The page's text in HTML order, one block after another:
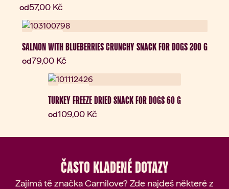
odAktuální cena:
57,00 Kč
SALMON WITH BLUEBERRIES CRUNCHY SNACK FOR DOGS 200 G
odAktuální cena:
79,00 Kč
TURKEY FREEZE DRIED SNACK FOR DOGS 60 G
odAktuální cena:
109,00 Kč
ČASTO KLADENÉ DOTAZY
Zajímá tě značka Carnilove? Zde najdeš některé z